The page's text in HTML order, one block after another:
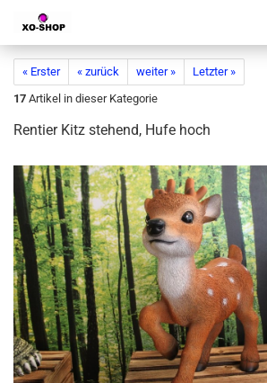
« Erster « zurück weiter »
Letzter »
17 Artikel in dieser Kategorie
Rentier Kitz stehend, Hufe hoch